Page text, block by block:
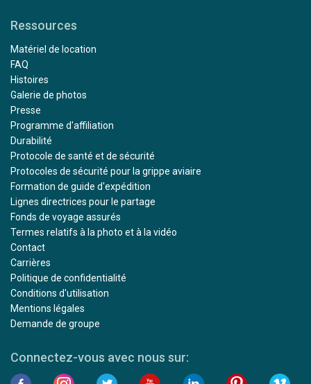
Ressources
Matériel de location
FAQ
Histoires
Galerie de photos
Presse
Programme d'affiliation
Durabilité
Protocole de santé et de sécurité
Protocoles de sécurité pour la grippe aviaire
Formation de guide d'expédition
Lignes directrices pour le partage
Fonds de voyage assurés
Termes relatifs à la photo et à la vidéo
Contact
Carrières
Politique de confidentialité
Conditions d'utilisation
Mentions légales
Demande de groupe
Connectez-vous avec nous sur: